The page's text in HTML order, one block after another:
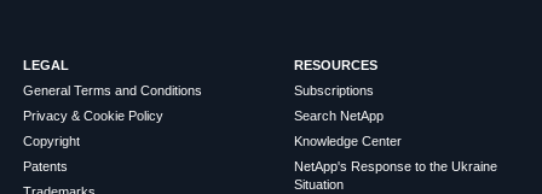
LEGAL
General Terms and Conditions
Privacy & Cookie Policy
Copyright
Patents
RESOURCES
Subscriptions
Search NetApp
Knowledge Center
NetApp's Response to the Ukraine
Situation